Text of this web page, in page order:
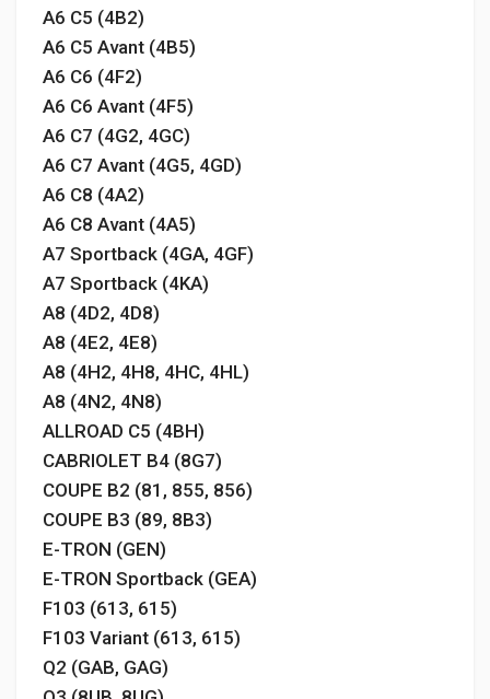
A6 C5 (4B2)
A6 C5 Avant (4B5)
A6 C6 (4F2)
A6 C6 Avant (4F5)
A6 C7 (4G2, 4GC)
A6 C7 Avant (4G5, 4GD)
A6 C8 (4A2)
A6 C8 Avant (4A5)
A7 Sportback (4GA, 4GF)
A7 Sportback (4KA)
A8 (4D2, 4D8)
A8 (4E2, 4E8)
A8 (4H2, 4H8, 4HC, 4HL)
A8 (4N2, 4N8)
ALLROAD C5 (4BH)
CABRIOLET B4 (8G7)
COUPE B2 (81, 855, 856)
COUPE B3 (89, 8B3)
E-TRON (GEN)
E-TRON Sportback (GEA)
F103 (613, 615)
F103 Variant (613, 615)
Q2 (GAB, GAG)